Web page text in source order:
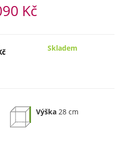
Kč
Skladem
Výška 28 cm